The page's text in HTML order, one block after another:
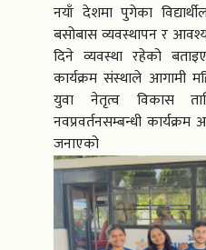
नयाँ देशमा पुगेका
बसोबास व्यवस्थापन र
दिने व्यवस्था रहेको
कार्यक्रम संस्थाले आगामी
युवा नेतृत्व विकास
नवप्रवर्तनसम्बन्धी